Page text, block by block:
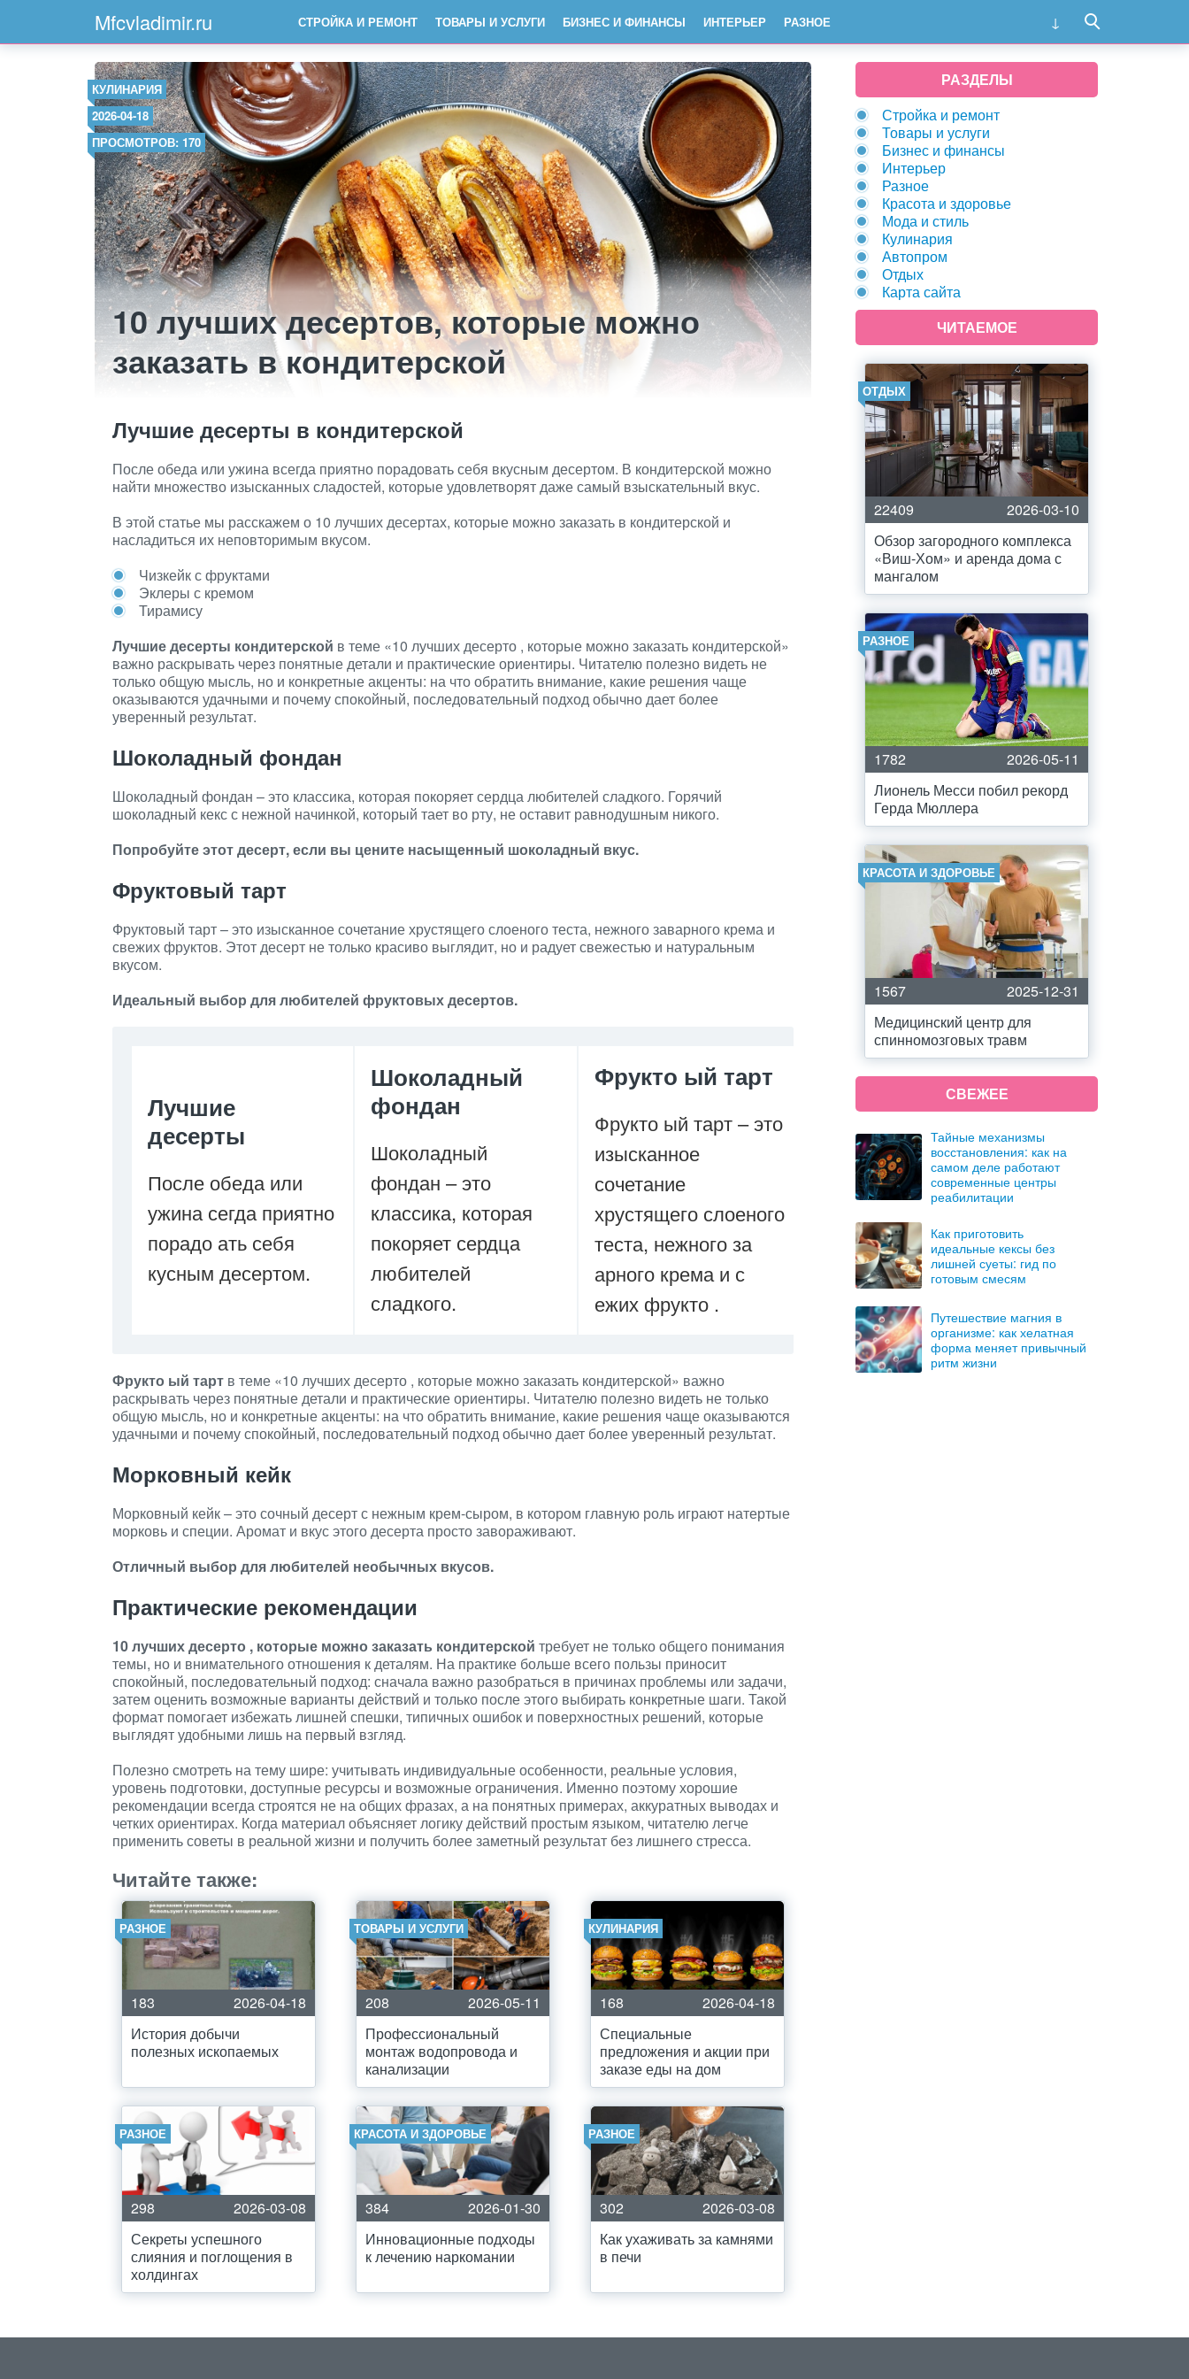
Mfcvladimir.ru СТРОЙКА И РЕМОНТ ТОВАРЫ И УСЛУГИ БИЗНЕС И ФИНАНСЫ ИНТЕРЬЕР РАЗНОЕ
КУЛИНАРИЯ
2026-04-18
ПРОСМОТРОВ: 170
10 лучших десертов, которые можно
заказать в кондитерской
Лучшие десерты в кондитерской
После обеда или ужина всегда приятно порадовать себя вкусным десертом. В кондитерской можно
найти множество изысканных сладостей, которые удовлетворят даже самый взыскательный вкус.
В этой статье мы расскажем о 10 лучших десертах, которые можно заказать в кондитерской и
насладиться их неповторимым вкусом.
Чизкейк с фруктами
Эклеры с кремом
Тирамису
Лучшие десерты кондитерской в теме «10 лучших десерто , которые можно заказать кондитерской»
важно раскрывать через понятные детали и практические ориентиры. Читателю полезно видеть не
только общую мысль, но и конкретные акценты: на что обратить внимание, какие решения чаще
оказываются удачными и почему спокойный, последовательный подход обычно дает более
уверенный результат.
Шоколадный фондан
Шоколадный фондан – это классика, которая покоряет сердца любителей сладкого. Горячий
шоколадный кекс с нежной начинкой, который тает во рту, не оставит равнодушным никого.
Попробуйте этот десерт, если вы цените насыщенный шоколадный вкус.
Фруктовый тарт
Фруктовый тарт – это изысканное сочетание хрустящего слоеного теста, нежного заварного крема и
свежих фруктов. Этот десерт не только красиво выглядит, но и радует свежестью и натуральным
вкусом.
Идеальный выбор для любителей фруктовых десертов.
Лучшие
десерты
После обеда или
ужина сегда приятно
порадо ать себя
кусным десертом.
Шоколадный
фондан
Шоколадный
фондан – это
классика, которая
покоряет сердца
любителей
сладкого.
Фрукто ый тарт
Фрукто ый тарт – это
изысканное
сочетание
хрустящего слоеного
теста, нежного за
арного крема и с
ежих фрукто .
Фрукто ый тарт в теме «10 лучших десерто , которые можно заказать кондитерской» важно
раскрывать через понятные детали и практические ориентиры. Читателю полезно видеть не только
общую мысль, но и конкретные акценты: на что обратить внимание, какие решения чаще оказываются
удачными и почему спокойный, последовательный подход обычно дает более уверенный результат.
Морковный кейк
Морковный кейк – это сочный десерт с нежным крем-сыром, в котором главную роль играют натертые
морковь и специи. Аромат и вкус этого десерта просто завораживают.
Отличный выбор для любителей необычных вкусов.
Практические рекомендации
10 лучших десерто , которые можно заказать кондитерской требует не только общего понимания
темы, но и внимательного отношения к деталям. На практике больше всего пользы приносит
спокойный, последовательный подход: сначала важно разобраться в причинах проблемы или задачи,
затем оценить возможные варианты действий и только после этого выбирать конкретные шаги. Такой
формат помогает избежать лишней спешки, типичных ошибок и поверхностных решений, которые
выглядят удобными лишь на первый взгляд.
Полезно смотреть на тему шире: учитывать индивидуальные особенности, реальные условия,
уровень подготовки, доступные ресурсы и возможные ограничения. Именно поэтому хорошие
рекомендации всегда строятся не на общих фразах, а на понятных примерах, аккуратных выводах и
четких ориентирах. Когда материал объясняет логику действий простым языком, читателю легче
применить советы в реальной жизни и получить более заметный результат без лишнего стресса.
Читайте также:
РАЗНОЕ
183
2026-04-18
История добычи
полезных ископаемых
ТОВАРЫ И УСЛУГИ
208
2026-05-11
Профессиональный
монтаж водопровода и
канализации
КУЛИНАРИЯ
168
2026-04-18
Специальные
предложения и акции при
заказе еды на дом
РАЗНОЕ
298
2026-03-08
Секреты успешного
слияния и поглощения в
холдингах
КРАСОТА И ЗДОРОВЬЕ
384
2026-01-30
Инновационные подходы
к лечению наркомании
РАЗНОЕ
302
2026-03-08
Как ухаживать за камнями
в печи
РАЗДЕЛЫ
Стройка и ремонт
Товары и услуги
Бизнес и финансы
Интерьер
Разное
Красота и здоровье
Мода и стиль
Кулинария
Автопром
Отдых
Карта сайта
ЧИТАЕМОЕ
ОТДЫХ
22409
2026-03-10
Обзор загородного комплекса
«Виш-Хом» и аренда дома с
мангалом
РАЗНОЕ
1782
2026-05-11
Лионель Месси побил рекорд
Герда Мюллера
КРАСОТА И ЗДОРОВЬЕ
1567
2025-12-31
Медицинский центр для
спинномозговых травм
СВЕЖЕЕ
Тайные механизмы
восстановления: как на
самом деле работают
современные центры
реабилитации
Как приготовить
идеальные кексы без
лишней суеты: гид по
готовым смесям
Путешествие магния в
организме: как хелатная
форма меняет привычный
ритм жизни